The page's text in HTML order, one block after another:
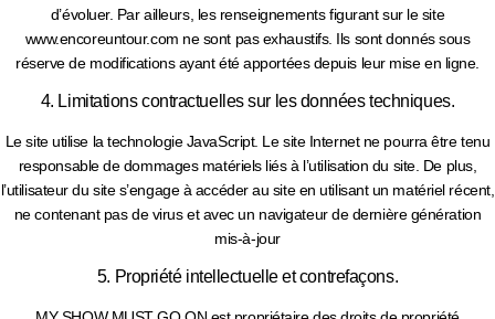
d’évoluer. Par ailleurs, les renseignements figurant sur le site
www.encoreuntour.com ne sont pas exhaustifs. Ils sont donnés sous
réserve de modifications ayant été apportées depuis leur mise en ligne.
4. Limitations contractuelles sur les données techniques.
Le site utilise la technologie JavaScript. Le site Internet ne pourra être tenu
responsable de dommages matériels liés à l’utilisation du site. De plus,
l’utilisateur du site s’engage à accéder au site en utilisant un matériel récent,
ne contenant pas de virus et avec un navigateur de dernière génération
mis-à-jour
5. Propriété intellectuelle et contrefaçons.